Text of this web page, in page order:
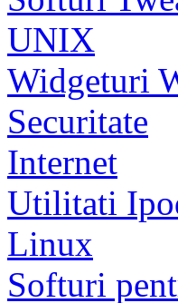
UNIX
Widgeturi
Securitate
Internet
Utilitati
Linux
Softuri